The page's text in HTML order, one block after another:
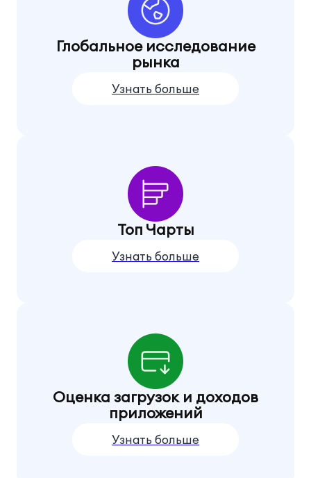
Глобальное исследование
рынка
Узнать больше
Топ Чарты
Узнать больше
Оценка загрузок и доходов
приложений
Узнать больше